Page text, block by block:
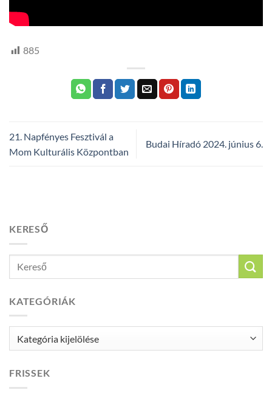
885
21. Napfényes Fesztivál a
Mom Kulturális Központban
Budai Híradó 2024. június 6.
KERESŐ
KATEGÓRIÁK
FRISSEK